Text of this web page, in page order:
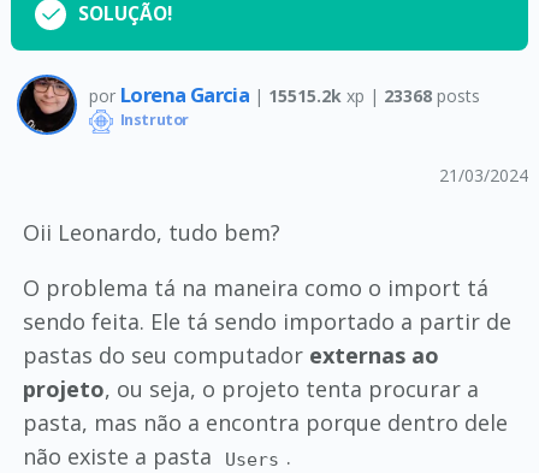
SOLUÇÃO!
por Lorena Garcia | 15515.2kxp | 23368posts
Instrutor
21/03/2024
Oii Leonardo, tudo bem?
O problema tá na maneira como o import tá
sendo feita. Ele tá sendo importado a partir de
pastas do seu computador externas ao
projeto, ou seja, o projeto tenta procurar a
pasta, mas não a encontra porque dentro dele
não existe a pasta
Users .